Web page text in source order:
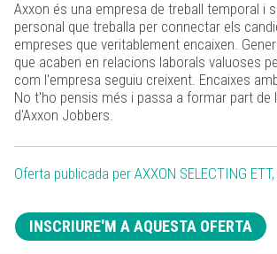
Axxon és una empresa de treball temporal i
personal que treballa per connectar els
empreses que veritablement encaixen.
que acaben en relacions laborals valuoses
com l'empresa seguiu creixent. Encaixes
No t'ho pensis més i passa a formar part de
d'Axxon Jobbers.
Oferta publicada per AXXON SELECTING
INSCRIURE'M A AQUESTA OFERTA